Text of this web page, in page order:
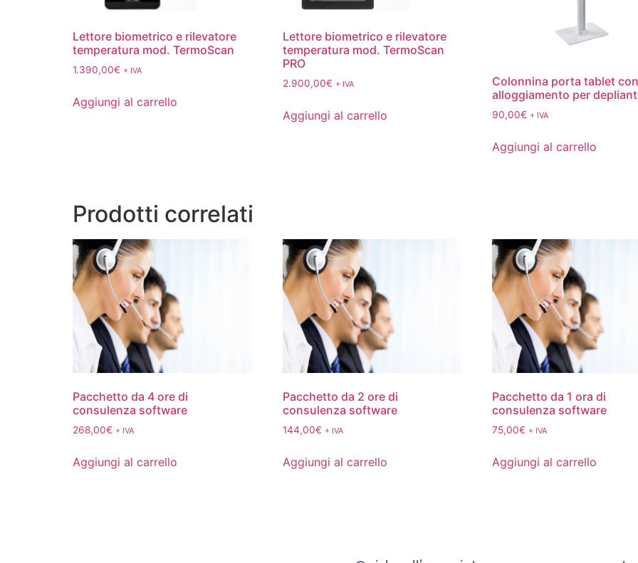
Lettore biometrico e rilevatore
temperatura mod. TermoScan
1.390,00€ + IVA
Aggiungi al carrello
Lettore biometrico e rilevatore
temperatura mod. TermoScan
PRO
2.900,00€ + IVA
Aggiungi al carrello
Colonnina porta tablet
alloggiamento per depliant
90,00€ + IVA
Aggiungi al carrello
Prodotti correlati
Pacchetto da 4 ore di
consulenza software
268,00€ + IVA
Aggiungi al carrello
Pacchetto da 2 ore di
consulenza software
144,00€ + IVA
Aggiungi al carrello
Pacchetto da 1 ora di
consulenza software
75,00€ + IVA
Aggiungi al carrello